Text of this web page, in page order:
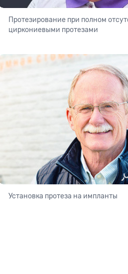
Протезирование при полном
циркониевыми протезами
Установка протеза на импланты